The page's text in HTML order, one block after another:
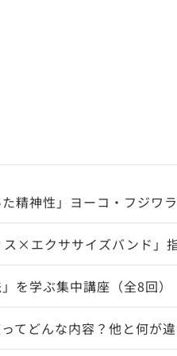
精神性」ヨーコ・フジワ
×エクササイズバンド」
を学ぶ集中講座（全8回）
てどんな内容？他と何が違